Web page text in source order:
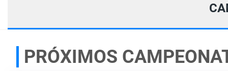
PRÓXIMOS